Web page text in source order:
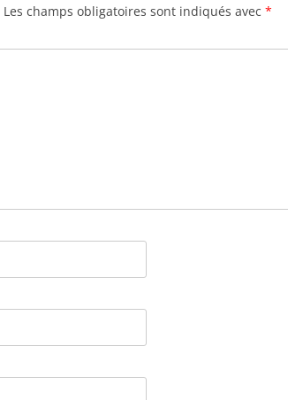
Les champs obligatoires sont indiqués avec *